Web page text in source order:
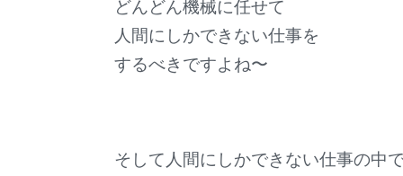
どんどん機械に任せて
人間にしかできない仕事を
するべきですよね〜
そして人間にしかできない仕事の中